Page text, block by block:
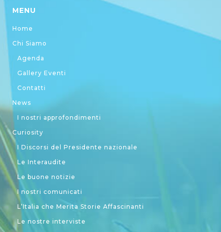
MENU
Home
Chi Siamo
Agenda
Gallery Eventi
Contatti
News
I nostri approfondimenti
Curiosity
I Discorsi del Presidente nazionale
Le Interaudite
Le buone notizie
I nostri comunicati
L’Italia che Merita Storie Affascinanti
Le nostre interviste